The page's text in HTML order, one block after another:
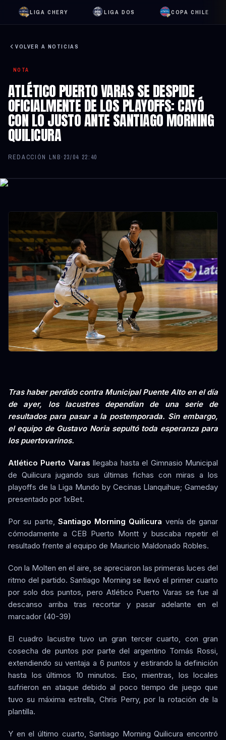
LIGA CHERY LIGA DOS COPA CHILE
VOLVER A NOTICIAS
NOTA
ATLÉTICO PUERTO VARAS SE DESPIDE
OFICIALMENTE DE LOS PLAYOFFS: CAYÓ
CON LO JUSTO ANTE SANTIAGO MORNING
QUILICURA
REDACCIÓN LNB· 23/04 22:40
Tras haber perdido contra Municipal Puente Alto en el día
de ayer, los lacustres dependían de una serie de
resultados para pasar a la postemporada. Sin embargo,
el equipo de Gustavo Noria sepultó toda esperanza para
los puertovarinos.
Atlético Puerto Varas llegaba hasta el Gimnasio Municipal
de Quilicura jugando sus últimas fichas con miras a los
playoffs de la Liga Mundo by Cecinas Llanquihue; Gameday
presentado por 1xBet.
Por su parte, Santiago Morning Quilicura venía de ganar
cómodamente a CEB Puerto Montt y buscaba repetir el
resultado frente al equipo de Mauricio Maldonado Robles.
Con la Molten en el aire, se apreciaron las primeras luces del
ritmo del partido. Santiago Morning se llevó el primer cuarto
por solo dos puntos, pero Atlético Puerto Varas se fue al
descanso arriba tras recortar y pasar adelante en el
marcador (40-39)
El cuadro lacustre tuvo un gran tercer cuarto, con gran
cosecha de puntos por parte del argentino Tomás Rossi,
extendiendo su ventaja a 6 puntos y estirando la definición
hasta los últimos 10 minutos. Eso, mientras, los locales
sufrieron en ataque debido al poco tiempo de juego que
tuvo su máxima estrella, Chris Perry, por la rotación de la
plantilla.
Y en el último cuarto, Santiago Morning Quilicura encontró